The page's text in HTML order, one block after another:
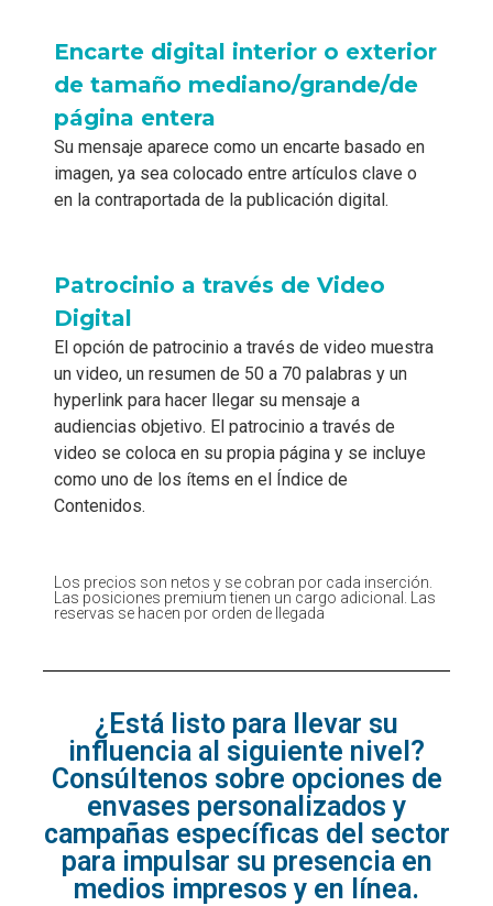
Encarte digital interior o exterior
de tamaño mediano/grande/de
página entera
Su mensaje aparece como un encarte basado en
imagen, ya sea colocado entre artículos clave o
en la contraportada de la publicación digital.
Patrocinio a través de Video
Digital
El opción de patrocinio a través de video muestra
un video, un resumen de 50 a 70 palabras y un
hyperlink para hacer llegar su mensaje a
audiencias objetivo. El patrocinio a través de
video se coloca en su propia página y se incluye
como uno de los ítems en el Índice de
Contenidos.
Los precios son netos y se cobran por cada inserción.
Las posiciones premium tienen un cargo adicional. Las
reservas se hacen por orden de llegada
¿Está listo para llevar su
influencia al siguiente nivel?
Consúltenos sobre opciones de
envases personalizados y
campañas específicas del sector
para impulsar su presencia en
medios impresos y en línea.